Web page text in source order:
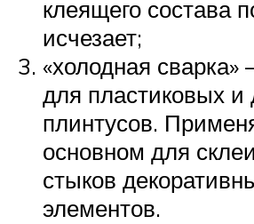
клеящего состава
исчезает;
«холодная сварка»
для пластиковых и
плинтусов.
основном для
стыков
элементов.